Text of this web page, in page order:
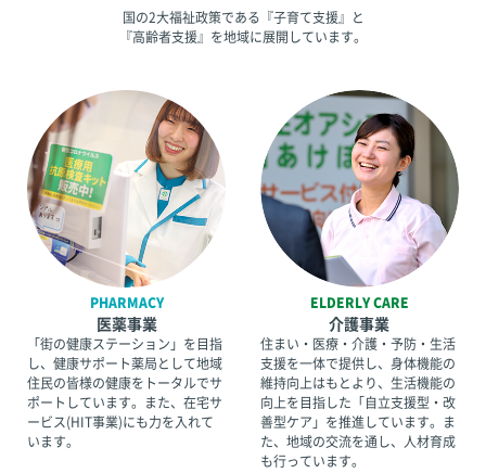
国の2大福祉政策である『子育て支援』と
『高齢者支援』を地域に展開しています。
PHARMACY
医薬事業
「街の健康ステーション」を目指
し、健康サポート薬局として地域
住民の皆様の健康をトータルでサ
ポートしています。また、在宅サ
ービス(HIT事業)にも力を入れて
います。
ELDERLY CARE
介護事業
住まい・医療・介護・予防・生活
支援を一体で提供し、身体機能の
維持向上はもとより、生活機能の
向上を目指した「自立支援型・改
善型ケア」を推進しています。ま
た、地域の交流を通し、人材育成
も行っています。